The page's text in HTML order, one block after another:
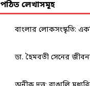
পঠিত লেখাসমূহ
বাংলার লোকসংস্কৃতি:
ডা. হৈমবতী সেনের